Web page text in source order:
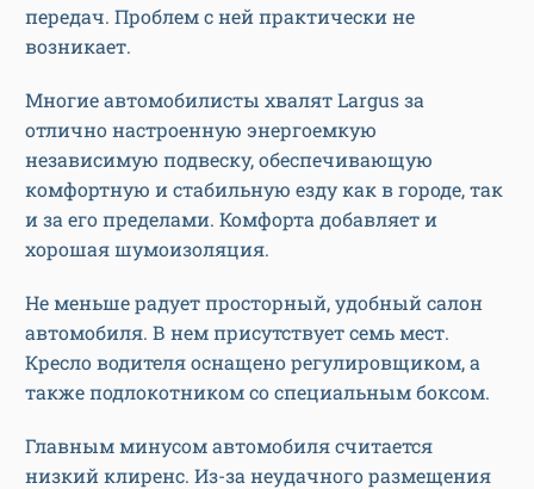
передач. Проблем с ней практически не
возникает.
Многие автомобилисты хвалят Largus за
отлично настроенную энергоемкую
независимую подвеску, обеспечивающую
комфортную и стабильную езду как в городе, так
и за его пределами. Комфорта добавляет и
хорошая шумоизоляция.
Не меньше радует просторный, удобный салон
автомобиля. В нем присутствует семь мест.
Кресло водителя оснащено регулировщиком, а
также подлокотником со специальным боксом.
Главным минусом автомобиля считается
низкий клиренс. Из-за неудачного размещения